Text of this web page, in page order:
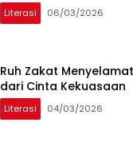
Literasi 06/03/2026
Ruh Zakat
dari Cinta Kekuasaan
Literasi 04/03/2026